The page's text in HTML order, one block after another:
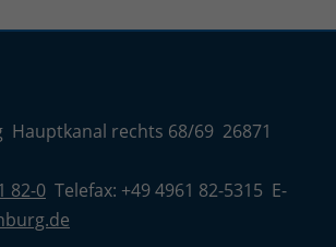
Hauptkanal rechts 68/69 26871
82-0 Telefax: +49 4961 82-5315 E-